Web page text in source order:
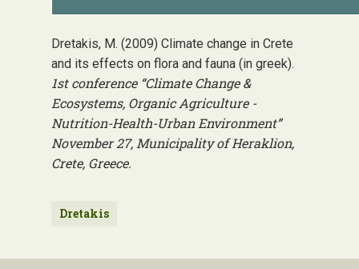
Dretakis, M. (2009) Climate change in Crete
and its effects on flora and fauna (in greek).
1st conference “Climate Change &
Ecosystems, Organic Agriculture -
Nutrition-Health-Urban Environment”
November 27, Municipality of Heraklion,
Crete, Greece.
Dretakis